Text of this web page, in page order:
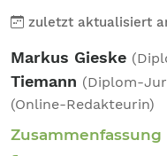
Top-Themen
Kontakt
aufnehmen
zuletzt aktualisiert
Markus Gieske
Tiemann (Diplom-
(Online-Redakteurin)
Zusammenfassung